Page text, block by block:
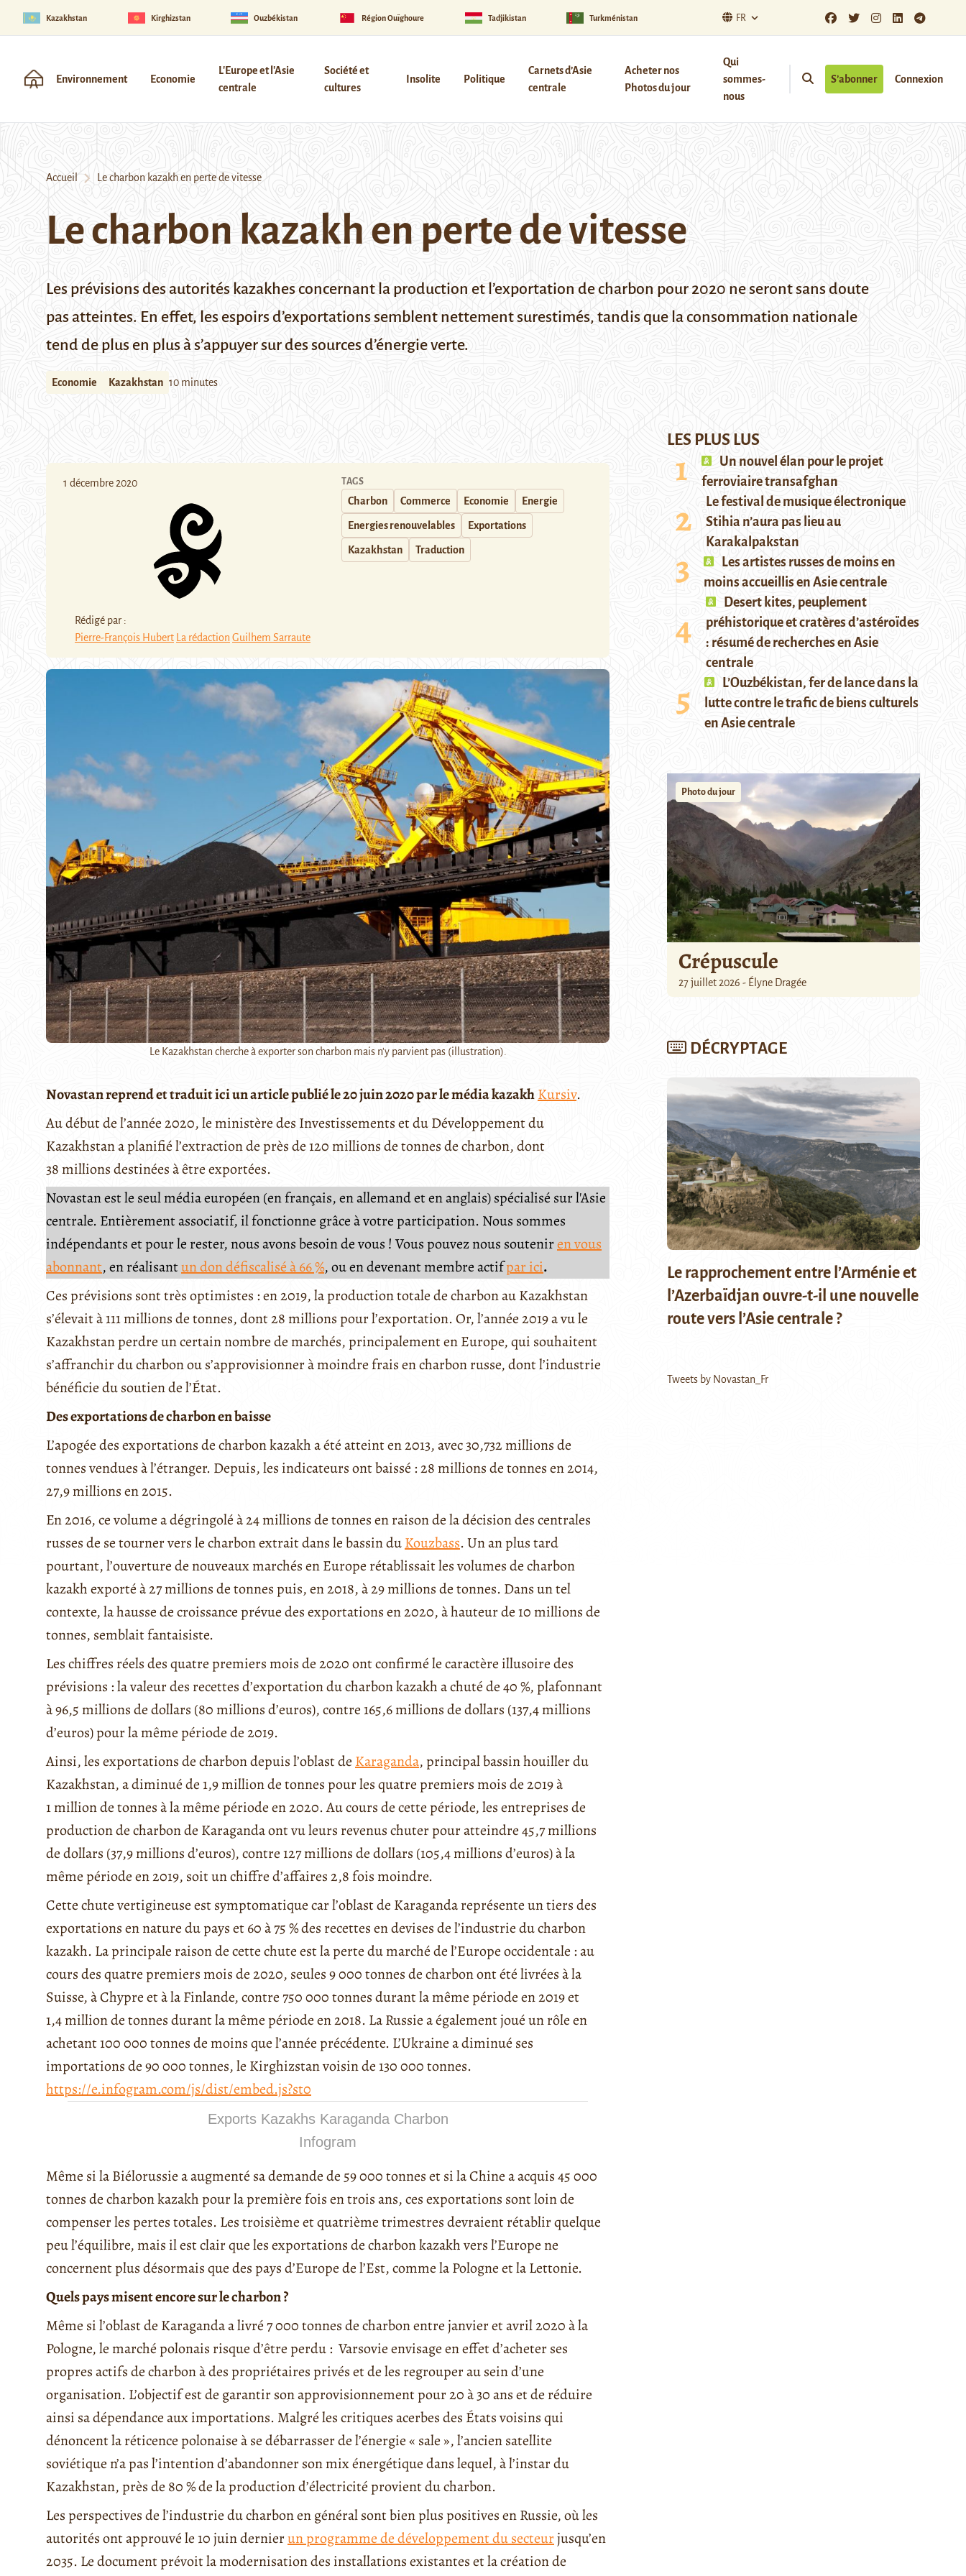
Kazakhstan Kirghizstan Ouzbékistan Région Ouïghoure Tadjikistan Turkménistan FR
Environnement Economie
L'Europe et l'Asie
centrale
Société et
cultures
Insolite Politique
Carnets d’Asie
centrale
Acheter nos
Photos du jour
Qui
sommes-
nous
S’abonner Connexion
Accueil Le charbon kazakh en perte de vitesse
Le charbon kazakh en perte de vitesse
Les prévisions des autorités kazakhes concernant la production et l’exportation de charbon pour 2020 ne seront sans doute
pas atteintes. En effet, les espoirs d’exportations semblent nettement surestimés, tandis que la consommation nationale
tend de plus en plus à s’appuyer sur des sources d’énergie verte.
Economie Kazakhstan 10 minutes
1 décembre 2020
Rédigé par :
Pierre-François Hubert La rédaction Guilhem Sarraute
TAGS
Charbon Commerce Economie Energie
Energies renouvelables Exportations
Kazakhstan Traduction
Le Kazakhstan cherche à exporter son charbon mais n'y parvient pas (illustration).
Novastan reprend et traduit ici un article publié le 20 juin 2020 par le média kazakhKursiv.
Au début de l’année 2020, le ministère des Investissements et du Développement du
Kazakhstan a planifié l’extraction de près de 120 millions de tonnes de charbon, dont
38 millions destinées à être exportées.
Novastan est le seul média européen (en français, en allemand et en anglais) spécialisé sur l'Asie
centrale. Entièrement associatif, il fonctionne grâce à votre participation. Nous sommes
indépendants et pour le rester, nous avons besoin de vous ! Vous pouvez nous souteniren vous
abonnant, en réalisantun don défiscalisé à 66 %, ou en devenant membre actifpar ici.
Ces prévisions sont très optimistes : en 2019, la production totale de charbon au Kazakhstan
s’élevait à 111 millions de tonnes, dont 28 millions pour l’exportation. Or, l’année 2019 a vu le
Kazakhstan perdre un certain nombre de marchés, principalement en Europe, qui souhaitent
s’affranchir du charbon ou s’approvisionner à moindre frais en charbon russe, dont l’industrie
bénéficie du soutien de l’État.
Des exportations de charbon en baisse
L’apogée des exportations de charbon kazakh a été atteint en 2013, avec 30,732 millions de
tonnes vendues à l’étranger. Depuis, les indicateurs ont baissé : 28 millions de tonnes en 2014,
27,9 millions en 2015.
En 2016, ce volume a dégringolé à 24 millions de tonnes en raison de la décision des centrales
russes de se tourner vers le charbon extrait dans le bassin duKouzbass. Un an plus tard
pourtant, l’ouverture de nouveaux marchés en Europe rétablissait les volumes de charbon
kazakh exporté à 27 millions de tonnes puis, en 2018, à 29 millions de tonnes. Dans un tel
contexte, la hausse de croissance prévue des exportations en 2020, à hauteur de 10 millions de
tonnes, semblait fantaisiste.
Les chiffres réels des quatre premiers mois de 2020 ont confirmé le caractère illusoire des
prévisions : la valeur des recettes d’exportation du charbon kazakh a chuté de 40 %, plafonnant
à 96,5 millions de dollars (80 millions d’euros), contre 165,6 millions de dollars (137,4 millions
d’euros) pour la même période de 2019.
Ainsi, les exportations de charbon depuis l’oblast de Karaganda, principal bassin houiller du
Kazakhstan, a diminué de 1,9 million de tonnes pour les quatre premiers mois de 2019 à
1 million de tonnes à la même période en 2020. Au cours de cette période, les entreprises de
production de charbon de Karaganda ont vu leurs revenus chuter pour atteindre 45,7 millions
de dollars (37,9 millions d’euros), contre 127 millions de dollars (105,4 millions d’euros) à la
même période en 2019, soit un chiffre d’affaires 2,8 fois moindre.
Cette chute vertigineuse est symptomatique car l’oblast de Karaganda représente un tiers des
exportations en nature du pays et 60 à 75 % des recettes en devises de l’industrie du charbon
kazakh. La principale raison de cette chute est la perte du marché de l’Europe occidentale : au
cours des quatre premiers mois de 2020, seules 9 000 tonnes de charbon ont été livrées à la
Suisse, à Chypre et à la Finlande, contre 750 000 tonnes durant la même période en 2019 et
1,4 million de tonnes durant la même période en 2018. La Russie a également joué un rôle en
achetant 100 000 tonnes de moins que l’année précédente. L’Ukraine a diminué ses
importations de 90 000 tonnes, le Kirghizstan voisin de 130 000 tonnes.
https://e.infogram.com/js/dist/embed.js?st0
Exports Kazakhs Karaganda Charbon
Infogram
Même si la Biélorussie a augmenté sa demande de 59 000 tonnes et si la Chine a acquis 45 000
tonnes de charbon kazakh pour la première fois en trois ans, ces exportations sont loin de
compenser les pertes totales. Les troisième et quatrième trimestres devraient rétablir quelque
peu l’équilibre, mais il est clair que les exportations de charbon kazakh vers l’Europe ne
concernent plus désormais que des pays d’Europe de l’Est, comme la Pologne et la Lettonie.
Quels pays misent encore sur le charbon ?
Même si l’oblast de Karaganda a livré 7 000 tonnes de charbon entre janvier et avril 2020 à la
Pologne, le marché polonais risque d’être perdu : Varsovie envisage en effet d’acheter ses
propres actifs de charbon à des propriétaires privés et de les regrouper au sein d’une
organisation. L’objectif est de garantir son approvisionnement pour 20 à 30 ans et de réduire
ainsi sa dépendance aux importations. Malgré les critiques acerbes des États voisins qui
dénoncent la réticence polonaise à se débarrasser de l’énergie « sale », l’ancien satellite
soviétique n’a pas l’intention d’abandonner son mix énergétique dans lequel, à l’instar du
Kazakhstan, près de 80 % de la production d’électricité provient du charbon.
Les perspectives de l’industrie du charbon en général sont bien plus positives en Russie, où les
autorités ont approuvé le 10 juin dernierun programme de développement du secteurjusqu’en
2035. Le document prévoit la modernisation des installations existantes et la création de
LES PLUS LUS
Un nouvel élan pour le projet
ferroviaire transafghan
Le festival de musique électronique
Stihia n’aura pas lieu au
Karakalpakstan
Les artistes russes de moins en
moins accueillis en Asie centrale
Desert kites, peuplement
préhistorique et cratères d’astéroïdes
: résumé de recherches en Asie
centrale
L’Ouzbékistan, fer de lance dans la
lutte contre le trafic de biens culturels
en Asie centrale
Photo du jour
Crépuscule
27 juillet 2026 - Élyne Dragée
DÉCRYPTAGE
Le rapprochement entre l’Arménie et
l’Azerbaïdjan ouvre-t-il une nouvelle
route vers l’Asie centrale ?
Tweets by Novastan_Fr